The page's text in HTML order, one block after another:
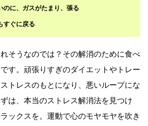
のに、ガスがたまり、張る
すぐに戻る
そうなのでは？その解消のために食べ
す。頑張りすぎのダイエットやトレー
トレスのもとになり、悪いループにな
は、本当のストレス解消法を見つけ
ックスを。運動で心のモヤモヤを吹き